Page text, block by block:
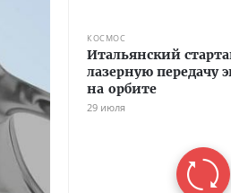
КОСМОС
Итальянский
лазерную передачу
на орбите
29 июля